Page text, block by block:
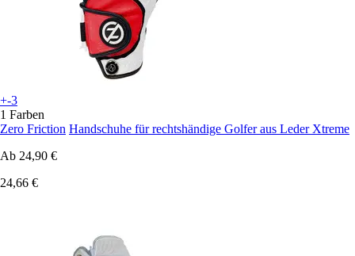
+-3
1 Farben
Zero Friction Handschuhe für rechtshändige Golfer aus Leder Xtreme
Ab 24,90 €
24,66 €